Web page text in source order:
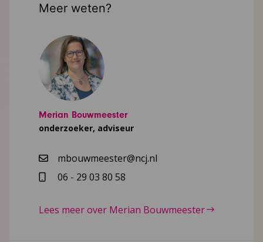
Meer weten?
Merian Bouwmeester
onderzoeker, adviseur
mbouwmeester@ncj.nl
06 - 29 03 80 58
Lees meer over Merian Bouwmeester